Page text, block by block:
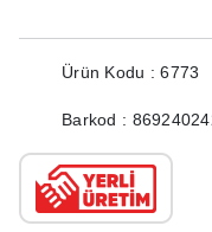
Ürün Kodu : 6773
Barkod :